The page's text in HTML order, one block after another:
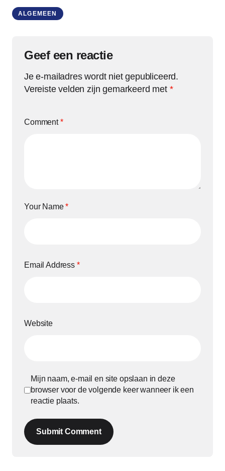
ALGEMEEN
Geef een reactie
Je e-mailadres wordt niet gepubliceerd.
Vereiste velden zijn gemarkeerd met *
Comment*
Your Name*
Email Address *
Website
Mijn naam, e-mail en site opslaan in deze
browser voor de volgende keer wanneer ik een
reactie plaats.
Submit Comment